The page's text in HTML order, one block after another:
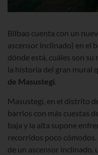
Bilbao cuenta con un
ascensor inclinado) en el
dónde está, cuáles son
la historia del gran mural
de Masustegi.
Masustegi, en el distrito
barrios con más cuestas
baja y la alta supone
recorridos poco
de un ascensor inclinado,